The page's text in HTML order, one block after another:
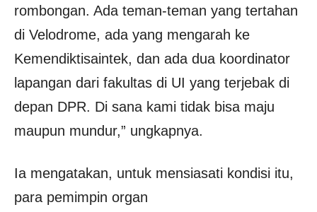
rombongan. Ada teman-teman yang tertahan
di Velodrome, ada yang mengarah ke
Kemendiktisaintek, dan ada dua koordinator
lapangan dari fakultas di UI yang terjebak di
depan DPR. Di sana kami tidak bisa maju
maupun mundur,” ungkapnya.
Ia mengatakan, untuk mensiasati kondisi itu,
para pemimpin organ